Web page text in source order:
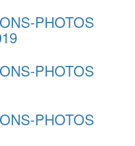
PHOTOS
PHOTOS
PHOTOS